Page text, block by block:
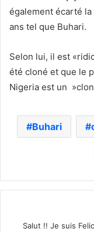
également écarté
ans tel que Buhari.
Selon lui, il est
été cloné et que le
Nigeria est un
Buhari
Salut !! Je suis